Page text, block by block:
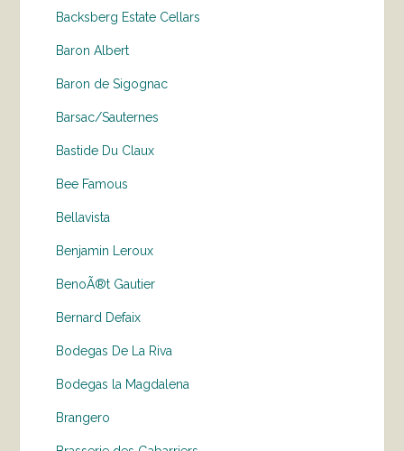
Backsberg Estate Cellars
Baron Albert
Baron de Sigognac
Barsac/Sauternes
Bastide Du Claux
Bee Famous
Bellavista
Benjamin Leroux
BenoÃ®t Gautier
Bernard Defaix
Bodegas De La Riva
Bodegas la Magdalena
Brangero